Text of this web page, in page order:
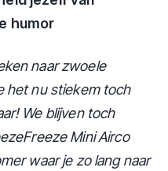
humor
naar zwoele
het nu stiekem toch
We blijven toch
Mini Airco
waar je zo lang naar